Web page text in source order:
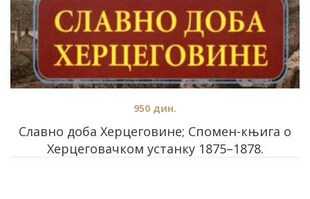
Славно доба Херцеговине; Спомен-књига о
Херцеговачком устанку 1875–1878.
950 дин.